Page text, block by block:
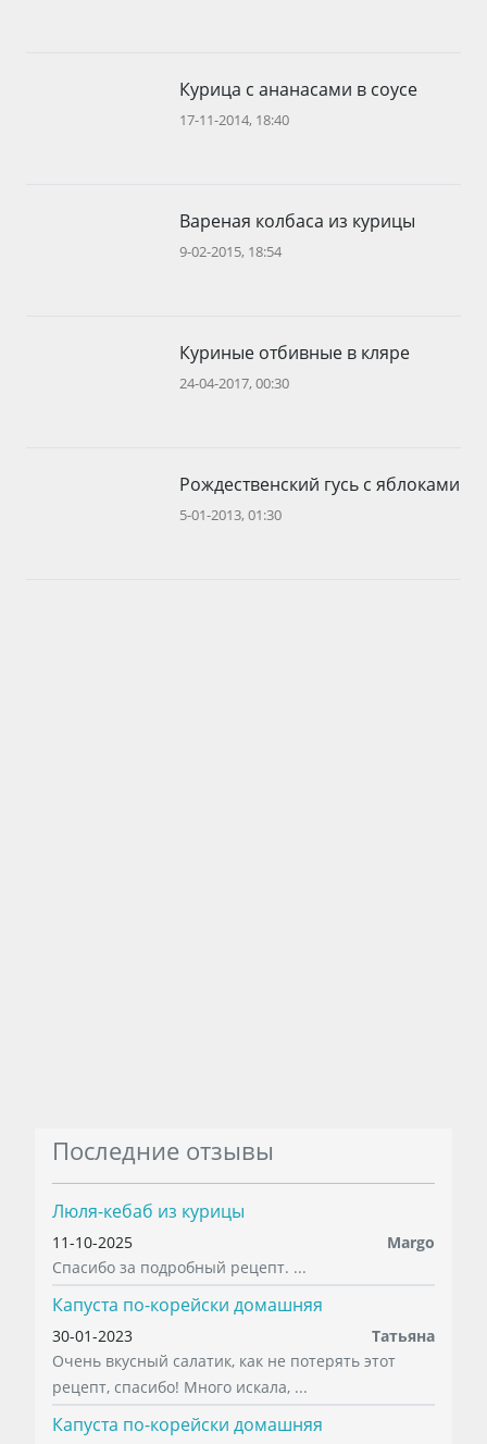
Курица с ананасами в соусе
17-11-2014, 18:40
Вареная колбаса из курицы
9-02-2015, 18:54
Куриные отбивные в кляре
24-04-2017, 00:30
Рождественский гусь с яблоками
5-01-2013, 01:30
Последние отзывы
Люля-кебаб из курицы
11-10-2025
Margo
Спасибо за подробный рецепт. ...
Капуста по-корейски домашняя
30-01-2023
Татьяна
Очень вкусный салатик, как не потерять этот
рецепт, спасибо! Много искала, ...
Капуста по-корейски домашняя